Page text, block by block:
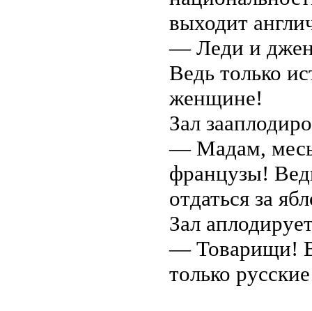
выходит
— Леди и
Ведь только
женщине!
Зал
— Мадам,
французы!
отдаться за
Зал
— Товарищи!
только